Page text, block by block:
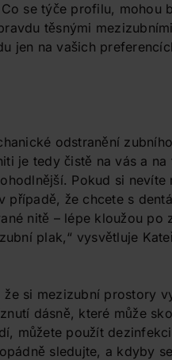
se týče profilu, mohou
těsnými
jen na vašich
odstranění
je tedy čistě na vás a
Pokud si
případě, že chcete s
nitě – lépe kloužou po
plak,“ vysvětluje
si mezizubní prostory
dásně, které může
můžete použít
sledujte, a kdyby